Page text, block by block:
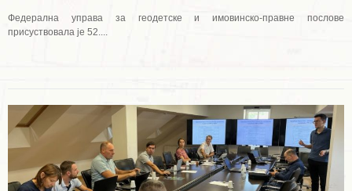
Федерална управа за геодетске и имовинско-правне послове
присуствовала је 52....